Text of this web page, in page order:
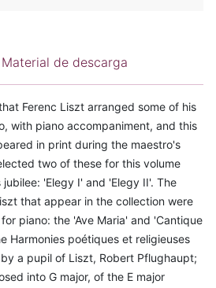
Material de descarga
Ferenc Liszt arranged some of his
with piano accompaniment, and this
in print during the maestro's
two of these for this volume
'Elegy I' and 'Elegy II'. The
that appear in the collection were
piano: the 'Ave Maria' and 'Cantique
Harmonies poétiques et religieuses
a pupil of Liszt, Robert Pflughaupt;
into G major, of the E major